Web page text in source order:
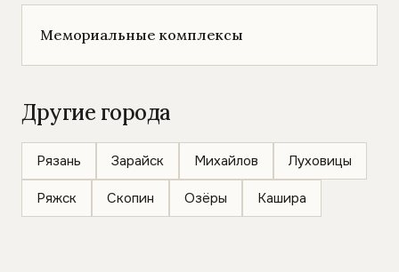
Мемориальные комплексы
Другие города
Рязань Зарайск Михайлов Луховицы
Ряжск Скопин Озёры Кашира